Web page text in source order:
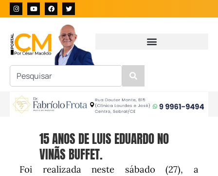
15 ANOS DE LUIS EDUARDO NO
VINÃS BUFFET.
Foi realizada neste sábado (27), a